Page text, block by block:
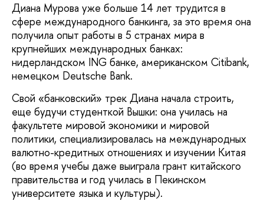
Диана Мурова уже больше 14 лет трудится в
сфере международного банкинга, за это время она
получила опыт работы в 5 странах мира в
крупнейших международных банках:
нидерландском ING банке, американском Citibank,
немецком Deutsche Bank.
Свой «банковский» трек Диана начала строить,
еще будучи студенткой Вышки: она училась на
факультете мировой экономики и мировой
политики, специализировалась на международных
валютно-кредитных отношениях и изучении Китая
(во время учебы даже выиграла грант китайского
правительства и год училась в Пекинском
университете языка и культуры).